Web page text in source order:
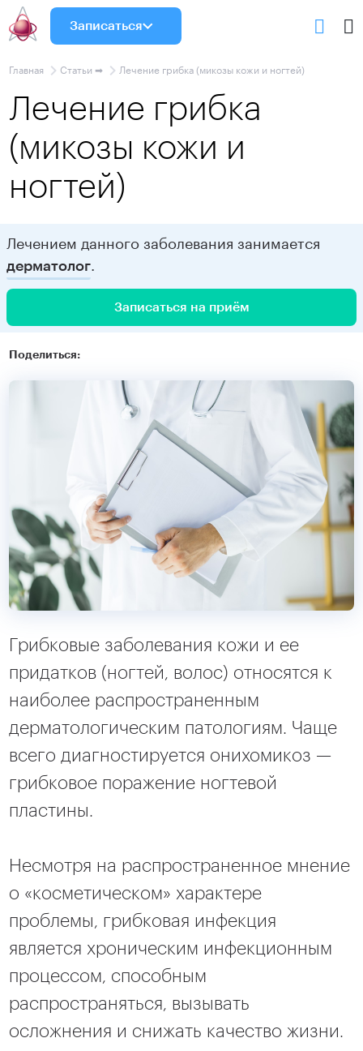
Записаться
Главная Статьи ➡ Лечение грибка (микозы кожи и ногтей)
Лечение грибка
(микозы кожи и
ногтей)
Лечением данного заболевания занимается
дерматолог.
Записаться на приём
Поделиться:
Грибковые заболевания кожи и ее
придатков (ногтей, волос) относятся к
наиболее распространенным
дерматологическим патологиям. Чаще
всего диагностируется онихомикоз —
грибковое поражение ногтевой
пластины.
Несмотря на распространенное мнение
о «косметическом» характере
проблемы, грибковая инфекция
является хроническим инфекционным
процессом, способным
распространяться, вызывать
осложнения и снижать качество жизни.